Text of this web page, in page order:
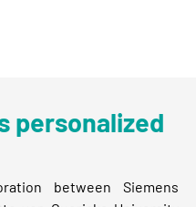
personalized
between Siemens